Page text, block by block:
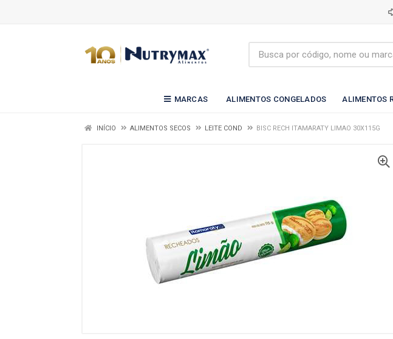
MARCAS ALIMENTOS CONGELADOS ALIMENTOS
INÍCIO ALIMENTOS SECOS LEITE COND BISC RECH ITAMARATY LIMAO 30X115G